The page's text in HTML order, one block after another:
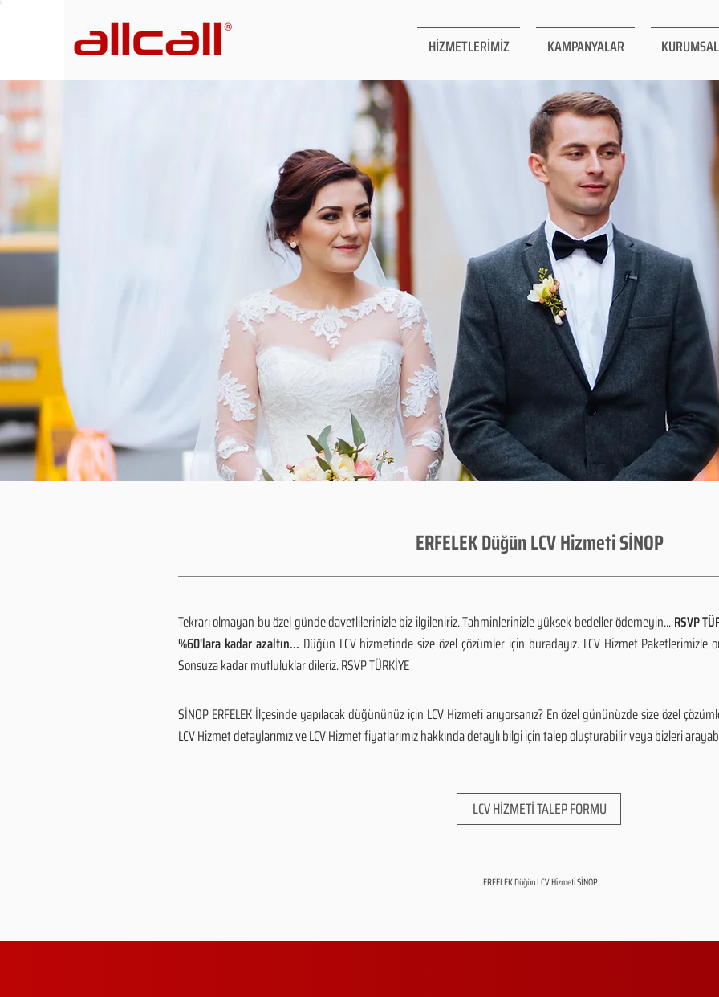
HİZMETLERİMİZ KAMPANYALAR KURUMSAL
ERFELEK Düğün LCV Hizmeti SİNOP
Tekrarı olmayan bu özel günde davetlilerinizle biz ilgileniriz. Tahminlerinizle yüksek bedeller ödemeyin...RSVP
%60'lara kadar azaltın... Düğün LCV hizmetinde size özel çözümler için buradayız. LCV Hizmet
Sonsuza kadar mutluluklar dileriz. RSVP TÜRKİYE
SİNOP ERFELEK İlçesinde yapılacak düğününüz için LCV Hizmeti arıyorsanız? En özel gününüzde size özel
LCV Hizmet detaylarımız ve LCV Hizmet fiyatlarımız hakkında detaylı bilgi için talep oluşturabilir veya bizleri
LCV HİZMETİ TALEP FORMU
ERFELEK Düğün LCV Hizmeti SİNOP